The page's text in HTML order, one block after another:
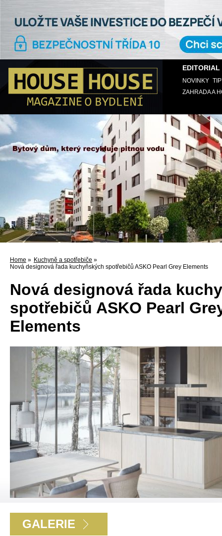
EDITORIAL
NOVINKY
ZAHRADA A
Home » Kuchyně a spotřebiče »
Nová designová řada kuchyňských spotřebičů ASKO Pearl Grey Elements
Nová designová řada
spotřebičů ASKO Pearl
Elements
GALERIE